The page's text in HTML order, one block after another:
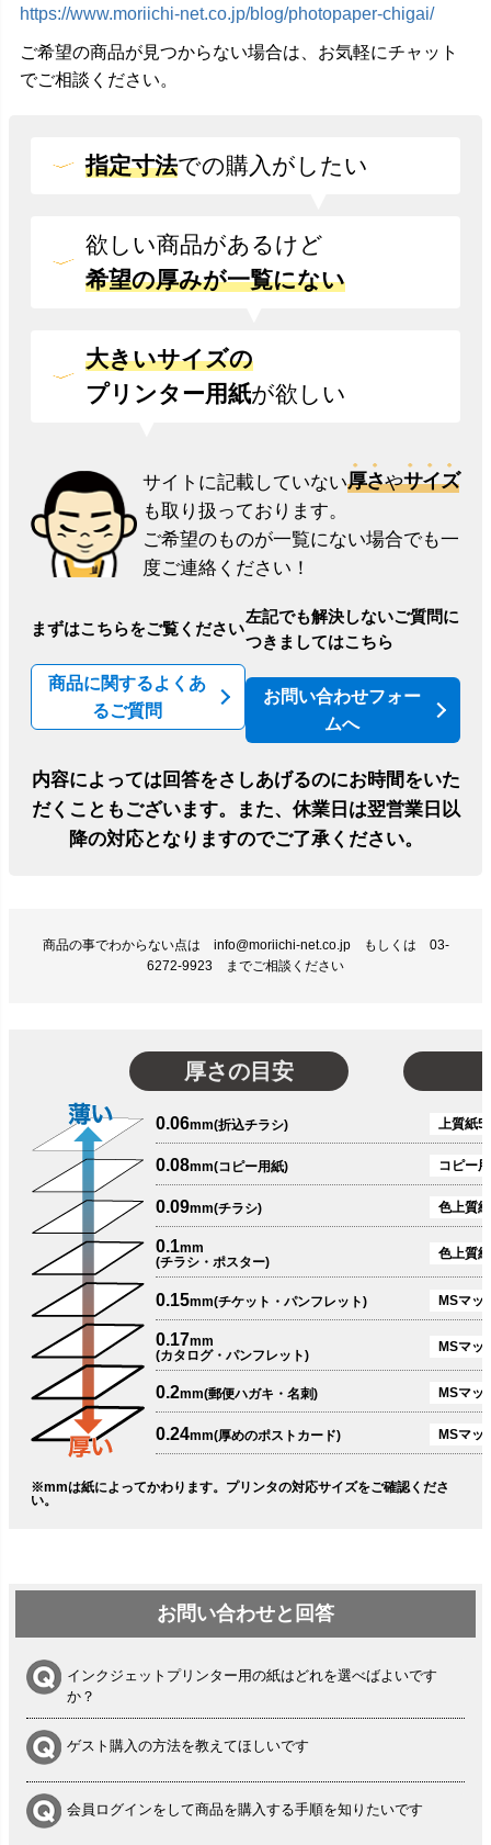
https://www.moriichi-net.co.jp/blog/photopaper-chigai/
ご希望の商品が見つからない場合は、お気軽にチャット
でご相談ください。
指定寸法での購入がしたい
欲しい商品があるけど
希望の厚みが一覧にない
大きいサイズの
プリンター用紙が欲しい
サイトに記載していない厚さやサイズ
も取り扱っております。
ご希望のものが一覧にない場合でも一
度ご連絡ください！
まずはこちらをご覧ください
商品に関するよくあ
るご質問
左記でも解決しないご質問に
つきましてはこちら
お問い合わせフォー
ムへ
内容によっては回答をさしあげるのにお時間をいた
だくこともございます。
また、休業日は翌営業日以
降の対応となりますのでご了承ください。
商品の事でわからない点は info@moriichi-net.co.jp もしくは 03-
6272-9923 までご相談ください
厚さの目安
0.06mm(折込チラシ) 上質紙
0.08mm(コピー用紙) コピー
0.09mm(チラシ) 色上質
0.1mm
(チラシ・ポスター)
色上質
0.15mm(チケット・パンフレット) MSマッ
0.17mm
(カタログ・パンフレット)
MSマッ
0.2mm(郵便ハガキ・名刺) MSマッ
0.24mm(厚めのポストカード) MSマッ
※mmは紙によってかわります。プリンタの対応サイズをご確認くださ
い。
お問い合わせと回答
インクジェットプリンター用の紙はどれを選べばよいです
か？
ゲスト購入の方法を教えてほしいです
会員ログインをして商品を購入する手順を知りたいです